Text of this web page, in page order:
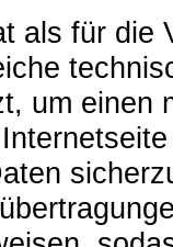
als für die
um einen